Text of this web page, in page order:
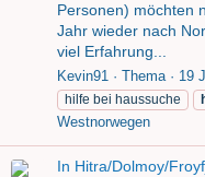
Personen) möchten
Jahr wieder nach
viel Erfahrung...
Kevin91 Thema 19
hilfe bei haussuche
Westnorwegen
In Hitra/Dolmoy/